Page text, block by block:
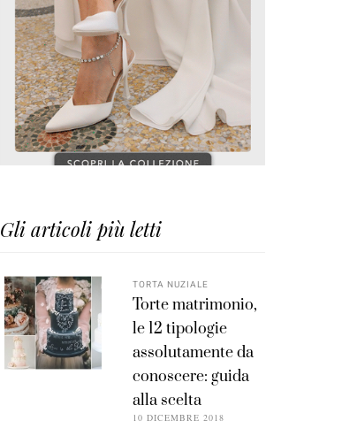
Gli articoli più letti
TORTA NUZIALE
Torte matrimonio,
le 12 tipologie
assolutamente da
conoscere: guida
alla scelta
10 DICEMBRE 2018